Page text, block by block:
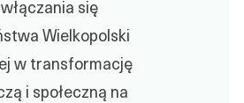
się
Wielkopolski
w transformację
i społeczną na